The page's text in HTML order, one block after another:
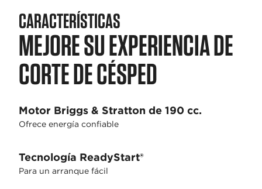
CARACTERÍSTICAS
MEJORE SU EXPERIENCIA DE
CORTE DE CÉSPED
Motor Briggs & Stratton de 190 cc.
Ofrece energía confiable
Tecnología ReadyStart®
Para un arranque fácil